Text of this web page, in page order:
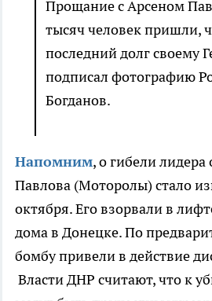
Прощание с Арсеном
тысяч человек пришли,
последний долг своему
подписал фотографию
Богданов.
Напомним, о гибели
Павлова (Моторолы) стало
октября. Его взорвали в
дома в Донецке. По
бомбу привели в действие
Власти ДНР считают, что к